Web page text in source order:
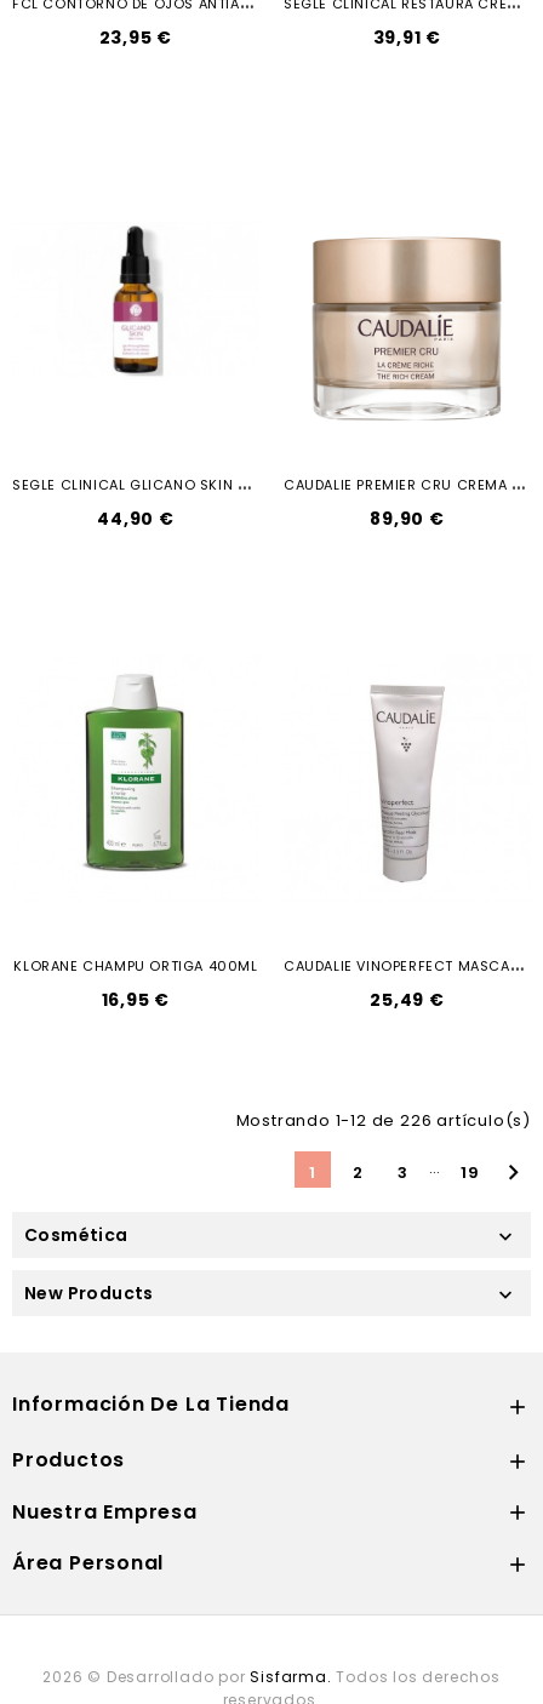
23,95 € 39,91 €
S
EGLE CLINICAL GLICANO SKIN SERUM 30ML
44,90 €
C
AUDALIE PREMIER CRU CREMA RICHE 50ML
89,90 €
KLORANE CHAMPU ORTIGA 400ML
16,95 €
C
AUDALIE VINOPERFECT MASCARILLA...
25,49 €
Mostrando 1-12 de 226 artículo(s)
1 2 3 … 19 
Cosmética 
New Products 
Información De La Tienda 
Productos 
Nuestra Empresa 
Área Personal 
2026 © Desarrollado porSisfarma. Todos los derechos
reservados.